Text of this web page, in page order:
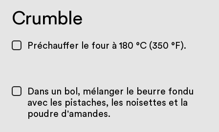
Crumble
Préchauffer le four à 180 °C (350 °F).
Dans un bol, mélanger le beurre fondu
avec les pistaches, les noisettes et la
poudre d'amandes.